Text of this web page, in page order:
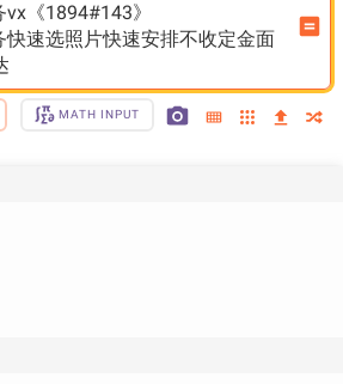
《1894#143》
速选照片快速安排不收定金面
MATH INPUT